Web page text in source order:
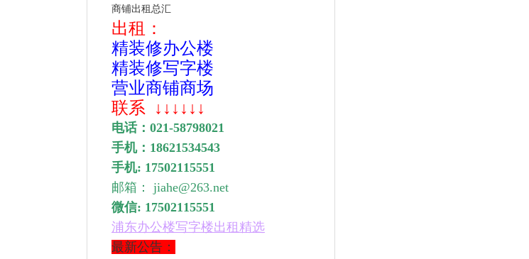
商铺出租总汇
出租：
精装修办公楼
精装修写字楼
营业商铺商场
联系
↓↓↓↓↓↓
电话： 021-58798021
手机： 18621534543
手机: 17502115551
邮箱： jiahe@263.net
微信: 17502115551
浦东办公楼写字楼出租精选
最新公告：